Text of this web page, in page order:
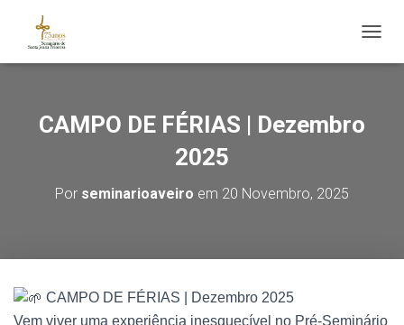
CAMPO DE FÉRIAS | Dezembro
2025
Por seminarioaveiro em 20 Novembro, 2025
CAMPO DE FÉRIAS | Dezembro 2025
Vem viver uma experiência inesquecível no Pré-Seminário